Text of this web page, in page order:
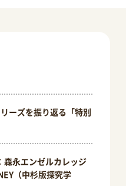
ーズを振り返る「特別
永エンゼルカレッジ
（中杉版探究学